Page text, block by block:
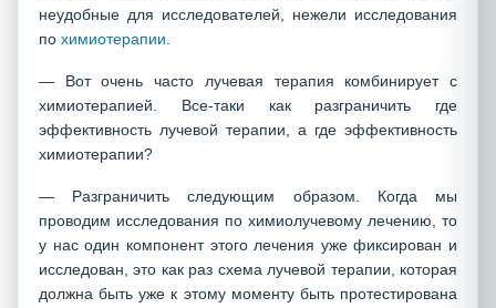
неудобные для исследователей, нежели исследования
по химиотерапии
— Вот очень часто лучевая терапия комбинирует с
химиотерапией. Все-таки как разграничить где
эффективность лучевой терапии, а где эффективность
химиотерапии?
— Разграничить следующим образом. Когда мы
проводим исследования по химиолучевому лечению, то
у нас один компонент этого лечения уже фиксирован и
исследован, это как раз схема лучевой терапии, которая
должна быть уже к этому моменту быть протестирована